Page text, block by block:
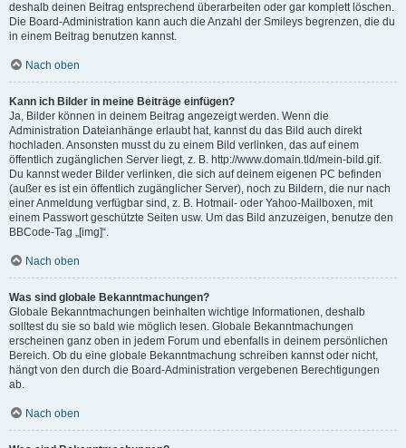
deshalb deinen Beitrag entsprechend überarbeiten oder gar komplett löschen.
Die Board-Administration kann auch die Anzahl der Smileys begrenzen, die du
in einem Beitrag benutzen kannst.
Nach oben
Kann ich Bilder in meine Beiträge einfügen?
Ja, Bilder können in deinem Beitrag angezeigt werden. Wenn die
Administration Dateianhänge erlaubt hat, kannst du das Bild auch direkt
hochladen. Ansonsten musst du zu einem Bild verlinken, das auf einem
öffentlich zugänglichen Server liegt, z. B. http://www.domain.tld/mein-bild.gif.
Du kannst weder Bilder verlinken, die sich auf deinem eigenen PC befinden
(außer es ist ein öffentlich zugänglicher Server), noch zu Bildern, die nur nach
einer Anmeldung verfügbar sind, z. B. Hotmail- oder Yahoo-Mailboxen, mit
einem Passwort geschützte Seiten usw. Um das Bild anzuzeigen, benutze den
BBCode-Tag „[img]“.
Nach oben
Was sind globale Bekanntmachungen?
Globale Bekanntmachungen beinhalten wichtige Informationen, deshalb
solltest du sie so bald wie möglich lesen. Globale Bekanntmachungen
erscheinen ganz oben in jedem Forum und ebenfalls in deinem persönlichen
Bereich. Ob du eine globale Bekanntmachung schreiben kannst oder nicht,
hängt von den durch die Board-Administration vergebenen Berechtigungen
ab.
Nach oben